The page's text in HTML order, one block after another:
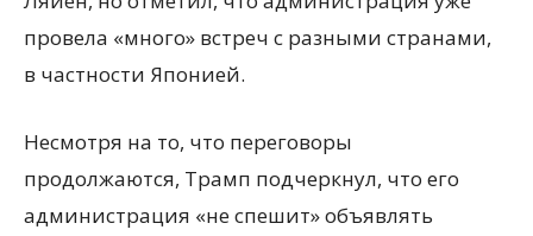
провела «много» встреч с разными странами,
в частности Японией.
Несмотря на то, что переговоры
продолжаются, Трамп подчеркнул, что его
администрация «не спешит» объявлять